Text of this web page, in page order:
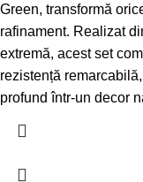
Green, transformă
rafinament. Realizat
extremă, acest set
rezistență
profund într-un decor